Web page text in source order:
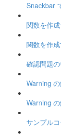
Snackbar
関数を作
関数を作
確認問題
Warning
Warning
サンプル